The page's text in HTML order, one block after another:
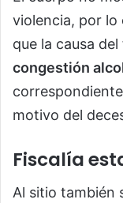
violencia, por lo
que la causa
congestión
motivo del
Fiscalía
Al sitio también